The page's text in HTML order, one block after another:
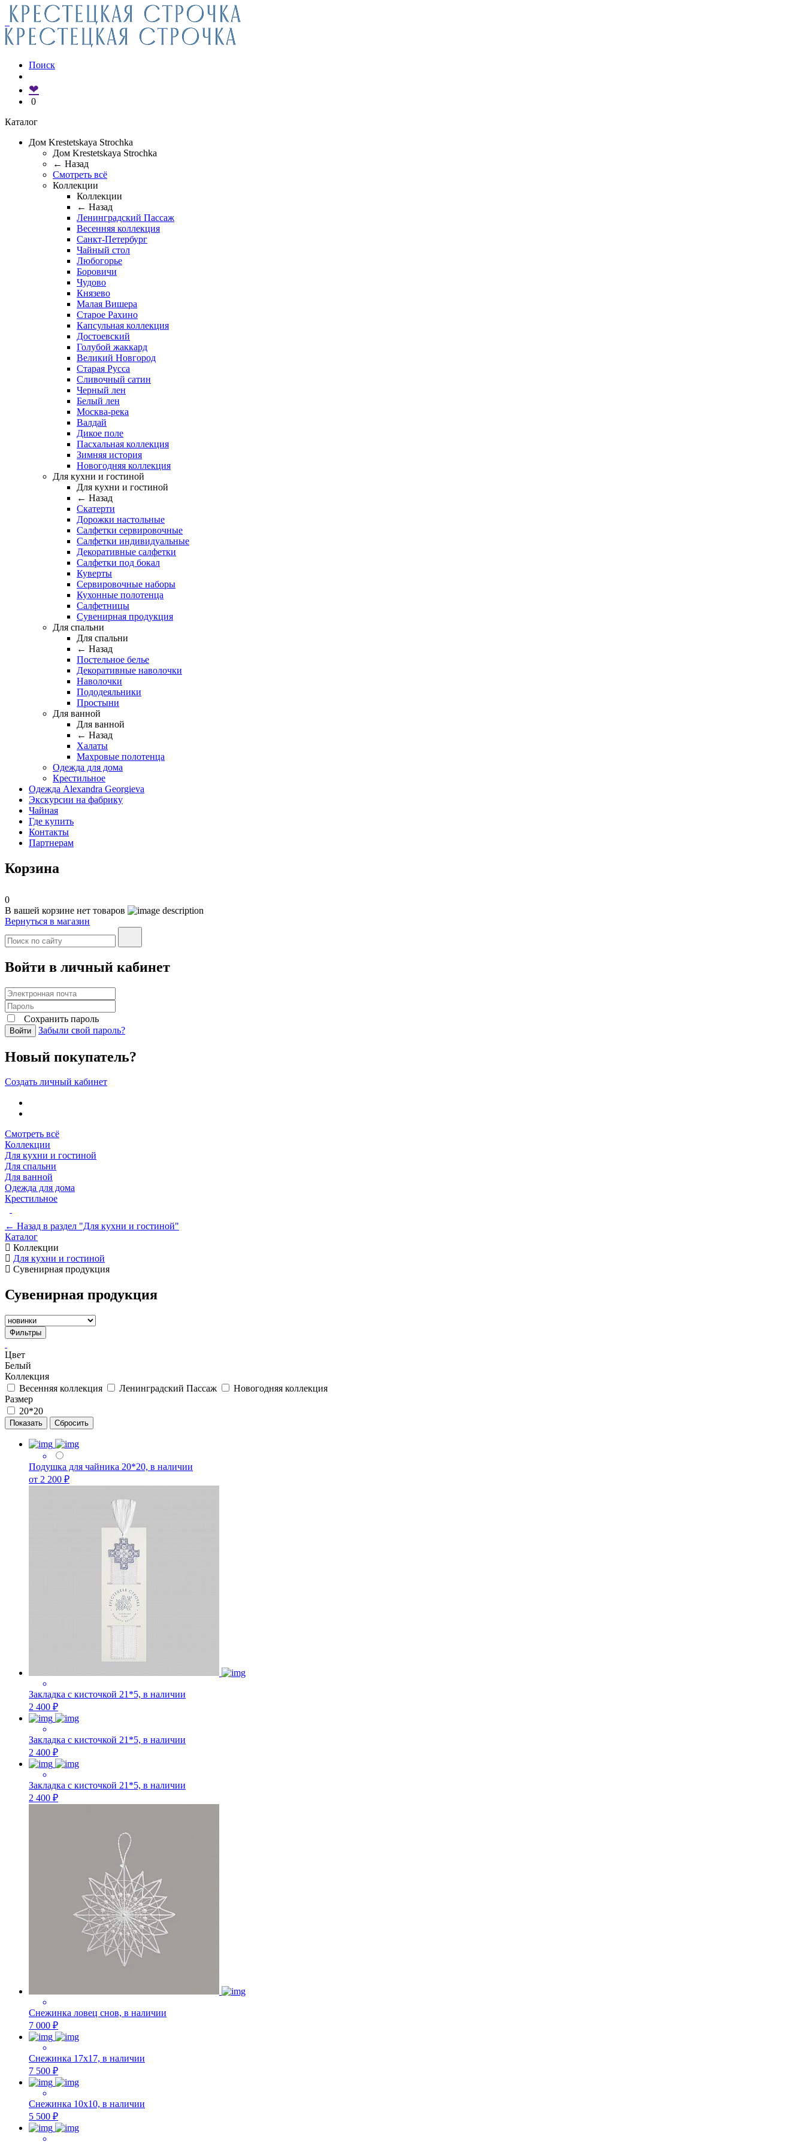
Поиск
❤
0
Каталог
Дом Krestetskaya Strochka
Дом Krestetskaya Strochka
← Назад
Смотреть всё
Коллекции
Коллекции
← Назад
Ленинградский Пассаж
Весенняя коллекция
Санкт-Петербург
Чайный стол
Любогорье
Боровичи
Чудово
Князево
Малая Вишера
Старое Рахино
Капсульная коллекция
Достоевский
Голубой жаккард
Великий Новгород
Старая Русса
Сливочный сатин
Черный лен
Белый лен
Москва-река
Валдай
Дикое поле
Пасхальная коллекция
Зимняя история
Новогодняя коллекция
Для кухни и гостиной
Для кухни и гостиной
← Назад
Скатерти
Дорожки настольные
Салфетки сервировочные
Салфетки индивидуальные
Декоративные салфетки
Салфетки под бокал
Куверты
Сервировочные наборы
Кухонные полотенца
Салфетницы
Сувенирная продукция
Для спальни
Для спальни
← Назад
Постельное белье
Декоративные наволочки
Наволочки
Пододеяльники
Простыни
Для ванной
Для ванной
← Назад
Халаты
Махровые полотенца
Одежда для дома
Крестильное
Одежда Alexandra Georgieva
Экскурсии на фабрику
Чайная
Где купить
Контакты
Партнерам
Корзина
0
В вашей корзине нет товаров
Вернуться в магазин
Войти в личный кабинет
Сохранить пароль
Войти Забыли свой пароль?
Новый покупатель?
Создать личный кабинет
Смотреть всё
Коллекции
Для кухни и гостиной
Для спальни
Для ванной
Одежда для дома
Крестильное
← Назад в раздел "Для кухни и гостиной"
Каталог
Коллекции
Для кухни и гостиной
Сувенирная продукция
Сувенирная продукция
Фильтры
Цвет
Белый
Коллекция
Весенняя коллекция
Ленинградский Пассаж
Новогодняя коллекция
Размер
20*20
Подушка для чайника 20*20, в наличии
от 2 200 ₽
Закладка с кисточкой 21*5, в наличии
2 400 ₽
Закладка с кисточкой 21*5, в наличии
2 400 ₽
Закладка с кисточкой 21*5, в наличии
2 400 ₽
Снежинка ловец снов, в наличии
7 000 ₽
Снежинка 17х17, в наличии
7 500 ₽
Снежинка 10х10, в наличии
5 500 ₽